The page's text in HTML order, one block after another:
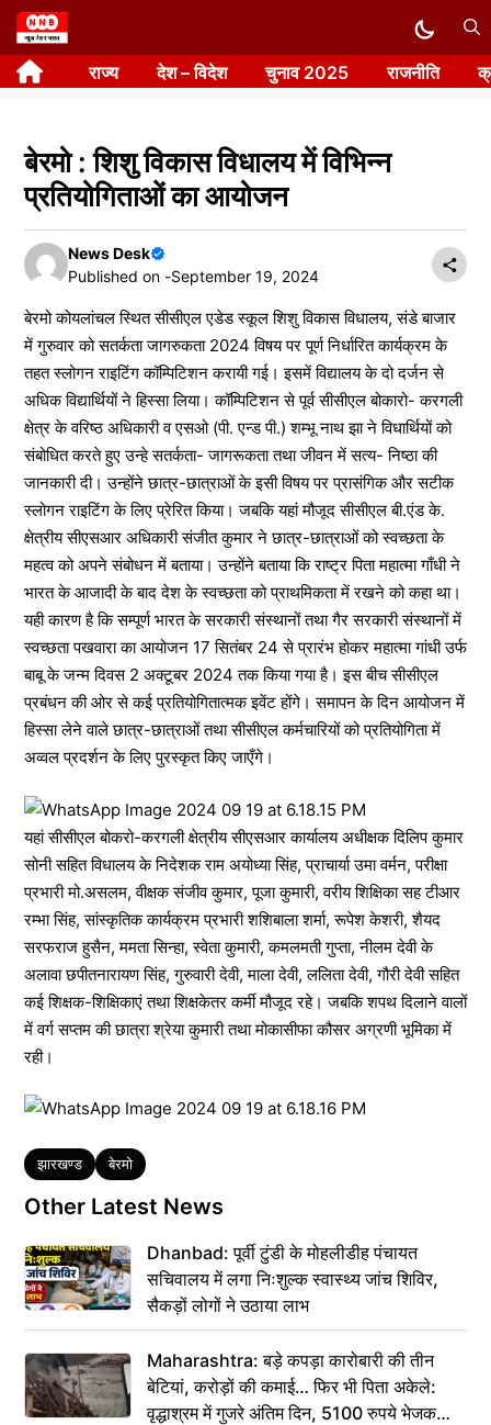
Skip
to
content राज्य देश – विदेश चुनाव 2025 राजनीति
बेरमो : शिशु विकास विधालय में विभिन्न
प्रतियोगिताओं का आयोजन
News Desk
Published on -September 19, 2024
बेरमो कोयलांचल स्थित सीसीएल एडेड स्कूल शिशु विकास विधालय, संडे बाजार
में गुरुवार को सतर्कता जागरुकता 2024 विषय पर पूर्ण निर्धारित कार्यक्रम के
तहत स्लोगन राइटिंग कॉम्पिटिशन करायी गई। इसमें विद्यालय के दो दर्जन से
अधिक विद्यार्थियों ने हिस्सा लिया। कॉम्पिटिशन से पूर्व सीसीएल बोकारो- करगली
क्षेत्र के वरिष्ठ अधिकारी व एसओ (पी. एन्ड पी.) शम्भू नाथ झा ने विधार्थियों को
संबोधित करते हुए उन्हे सतर्कता- जागरूकता तथा जीवन में सत्य- निष्ठा की
जानकारी दी। उन्होंने छात्र-छात्राओं के इसी विषय पर प्रासंगिक और सटीक
स्लोगन राइटिंग के लिए प्रेरित किया। जबकि यहां मौजूद सीसीएल बी.एंड के.
क्षेत्रीय सीएसआर अधिकारी संजीत कुमार ने छात्र-छात्राओं को स्वच्छता के
महत्व को अपने संबोधन में बताया। उन्होंने बताया कि राष्ट्र पिता महात्मा गाँधी ने
भारत के आजादी के बाद देश के स्वच्छता को प्राथमिकता में रखने को कहा था।
यही कारण है कि सम्पूर्ण भारत के सरकारी संस्थानों तथा गैर सरकारी संस्थानों में
स्वच्छता पखवारा का आयोजन 17 सितंबर 24 से प्रारंभ होकर महात्मा गांधी उर्फ
बाबू के जन्म दिवस 2 अक्टूबर 2024 तक किया गया है। इस बीच सीसीएल
प्रबंधन की ओर से कई प्रतियोगितात्मक इवेंट होंगे। समापन के दिन आयोजन में
हिस्सा लेने वाले छात्र-छात्राओं तथा सीसीएल कर्मचारियों को प्रतियोगिता में
अव्वल प्रदर्शन के लिए पुरस्कृत किए जाएँगे।
यहां सीसीएल बोकरो-करगली क्षेत्रीय सीएसआर कार्यालय अधीक्षक दिलिप कुमार
सोनी सहित विधालय के निदेशक राम अयोध्या सिंह, प्राचार्या उमा वर्मन, परीक्षा
प्रभारी मो.असलम, वीक्षक संजीव कुमार, पूजा कुमारी, वरीय शिक्षिका सह टीआर
रम्भा सिंह, सांस्कृतिक कार्यक्रम प्रभारी शशिबाला शर्मा, रूपेश केशरी, शैयद
सरफराज हुसैन, ममता सिन्हा, स्वेता कुमारी, कमलमती गुप्ता, नीलम देवी के
अलावा छपीतनारायण सिंह, गुरुवारी देवी, माला देवी, ललिता देवी, गौरी देवी सहित
कई शिक्षक-शिक्षिकाएं तथा शिक्षकेतर कर्मी मौजूद रहे। जबकि शपथ दिलाने वालों
में वर्ग सप्तम की छात्रा श्रेया कुमारी तथा मोकासीफा कौसर अग्रणी भूमिका में
रही।
Tags
झारखण्ड बेरमो
Other Latest News
Dhanbad: पूर्वी टुंडी के मोहलीडीह पंचायत
सचिवालय में लगा निःशुल्क स्वास्थ्य जांच शिविर,
सैकड़ों लोगों ने उठाया लाभ
Maharashtra: बड़े कपड़ा कारोबारी की तीन
बेटियां, करोड़ों की कमाई… फिर भी पिता अकेले:
वृद्धाश्रम में गुजरे अंतिम दिन, 5100 रुपये भेजकर